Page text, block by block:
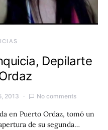
Depilarte
2013 No comments
en Puerto Ordaz, tomó un
de su segunda…